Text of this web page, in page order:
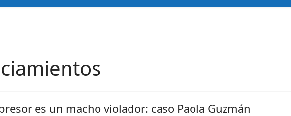
es un macho violador: caso Paola Guzmán